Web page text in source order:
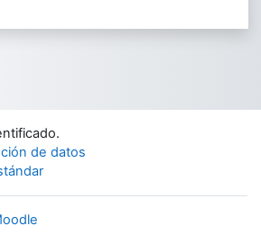
de datos